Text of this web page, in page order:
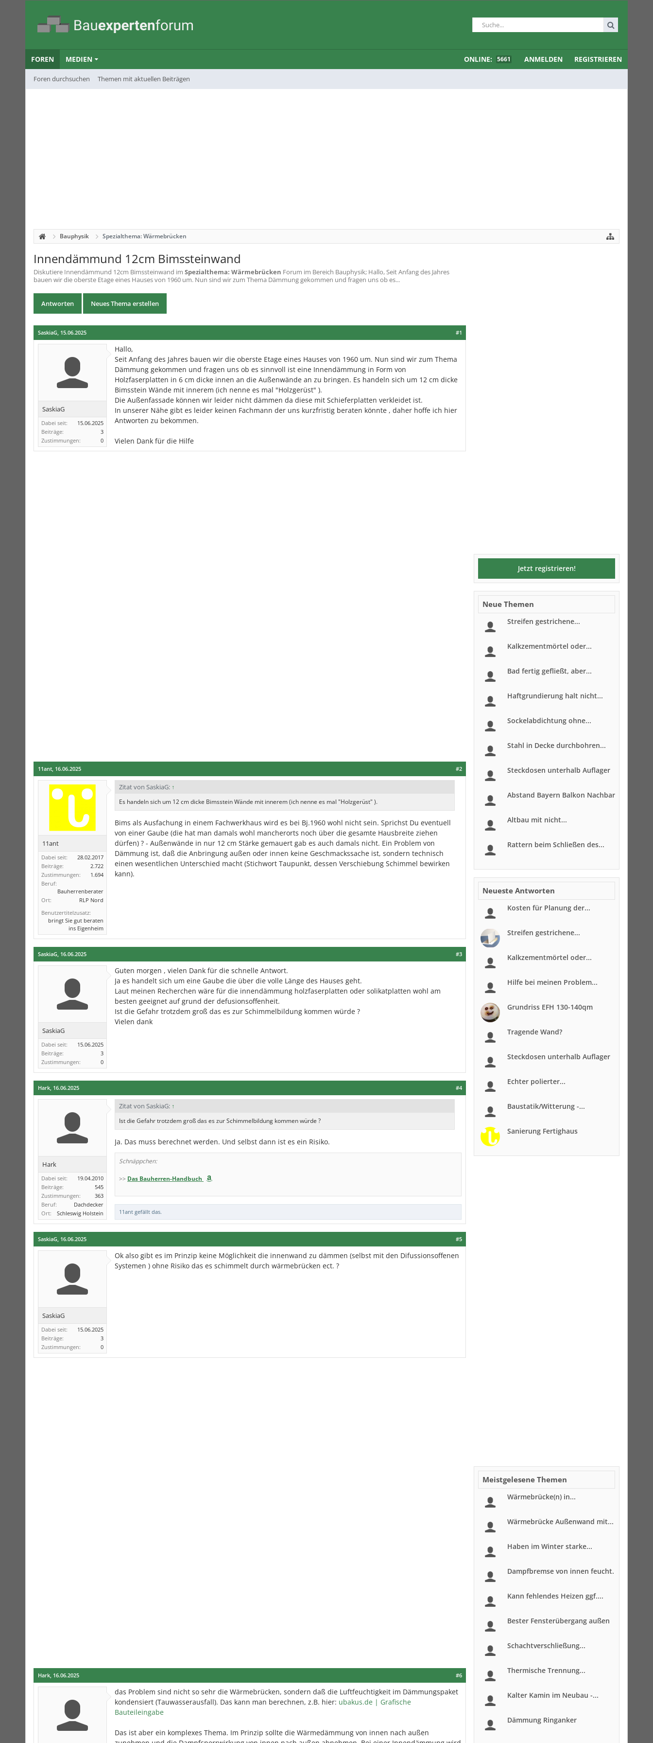
FOREN
Foren durchsuchen Themen mit aktuellen Beiträgen
MEDIEN ONLINE: 5661 ANMELDEN REGISTRIEREN
Bauphysik Spezialthema: Wärmebrücken
Innendämmund 12cm Bimssteinwand
Diskutiere Innendämmund 12cm Bimssteinwand im Spezialthema: Wärmebrücken Forum im Bereich Bauphysik; Hallo, Seit Anfang des Jahres
bauen wir die oberste Etage eines Hauses von 1960 um. Nun sind wir zum Thema Dämmung gekommen und fragen uns ob es...
Antworten Neues Thema erstellen
#1
SaskiaG, 15.06.2025
SaskiaG
Dabei seit:
15.06.2025
Beiträge:
3
Zustimmungen:
0
Hallo,
Seit Anfang des Jahres bauen wir die oberste Etage eines Hauses von 1960 um. Nun sind wir zum Thema
Dämmung gekommen und fragen uns ob es sinnvoll ist eine Innendämmung in Form von
Holzfaserplatten in 6 cm dicke innen an die Außenwände an zu bringen. Es handeln sich um 12 cm dicke
Bimsstein Wände mit innerem (ich nenne es mal "Holzgerüst" ).
Die Außenfassade können wir leider nicht dämmen da diese mit Schieferplatten verkleidet ist.
In unserer Nähe gibt es leider keinen Fachmann der uns kurzfristig beraten könnte , daher hoffe ich hier
Antworten zu bekommen.
Vielen Dank für die Hilfe
#2
11ant, 16.06.2025
11ant
Dabei seit:
28.02.2017
Beiträge:
2.722
Zustimmungen:
1.694
Beruf:
Bauherrenberater
Ort:
RLP Nord
Benutzertitelzusatz:
bringt Sie gut beraten
ins Eigenheim
Zitat von SaskiaG: ↑
Es handeln sich um 12 cm dicke Bimsstein Wände mit innerem (ich nenne es mal "Holzgerüst" ).
Bims als Ausfachung in einem Fachwerkhaus wird es bei Bj.1960 wohl nicht sein. Sprichst Du eventuell
von einer Gaube (die hat man damals wohl mancherorts noch über die gesamte Hausbreite ziehen
dürfen) ? - Außenwände in nur 12 cm Stärke gemauert gab es auch damals nicht. Ein Problem von
Dämmung ist, daß die Anbringung außen oder innen keine Geschmackssache ist, sondern technisch
einen wesentlichen Unterschied macht (Stichwort Taupunkt, dessen Verschiebung Schimmel bewirken
kann).
#3
SaskiaG, 16.06.2025
SaskiaG
Dabei seit:
15.06.2025
Beiträge:
3
Zustimmungen:
0
Guten morgen , vielen Dank für die schnelle Antwort.
Ja es handelt sich um eine Gaube die über die volle Länge des Hauses geht.
Laut meinen Recherchen wäre für die innendämmung holzfaserplatten oder solikatplatten wohl am
besten geeignet auf grund der defusionsoffenheit.
Ist die Gefahr trotzdem groß das es zur Schimmelbildung kommen würde ?
Vielen dank
#4
Hark, 16.06.2025
Hark
Dabei seit:
19.04.2010
Beiträge:
545
Zustimmungen:
363
Beruf:
Dachdecker
Ort:
Schleswig Holstein
Zitat von SaskiaG: ↑
Ist die Gefahr trotzdem groß das es zur Schimmelbildung kommen würde ?
Ja. Das muss berechnet werden. Und selbst dann ist es ein Risiko.
Schnäppchen:
>> Das Bauherren-Handbuch
11ant gefällt das.
#5
SaskiaG, 16.06.2025
SaskiaG
Dabei seit:
15.06.2025
Beiträge:
3
Zustimmungen:
0
Ok also gibt es im Prinzip keine Möglichkeit die innenwand zu dämmen (selbst mit den Difussionsoffenen
Systemen ) ohne Risiko das es schimmelt durch wärmebrücken ect. ?
#6
Hark, 16.06.2025
das Problem sind nicht so sehr die Wärmebrücken, sondern daß die Luftfeuchtigkeit im Dämmungspaket
kondensiert (Tauwasserausfall). Das kann man berechnen, z.B. hier: ubakus.de | Grafische
Bauteileingabe
Das ist aber ein komplexes Thema. Im Prinzip sollte die Wärmedämmung von innen nach außen
Jetzt registrieren!
Neue Themen
Streifen gestrichene...
Kalkzementmörtel oder...
Bad fertig gefließt, aber...
Haftgrundierung halt nicht...
Sockelabdichtung ohne...
Stahl in Decke durchbohren...
Steckdosen unterhalb Auflager
Abstand Bayern Balkon Nachbar
Altbau mit nicht...
Rattern beim Schließen des...
Neueste Antworten
Kosten für Planung der...
Streifen gestrichene...
Kalkzementmörtel oder...
Hilfe bei meinen Problem...
Grundriss EFH 130-140qm
Tragende Wand?
Steckdosen unterhalb Auflager
Echter polierter...
Baustatik/Witterung -...
Sanierung Fertighaus
Meistgelesene Themen
Wärmebrücke(n) in...
Wärmebrücke Außenwand mit...
Haben im Winter starke...
Dampfbremse von innen feucht.
Kann fehlendes Heizen ggf....
Bester Fensterübergang außen
Schachtverschließung...
Thermische Trennung...
Kalter Kamin im Neubau -...
Dämmung Ringanker